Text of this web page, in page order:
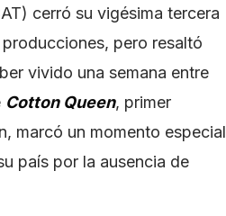
cerró su vigésima tercera
pero resaltó
vivido una semana entre
Cotton Queen, primer
marcó un momento especial
país por la ausencia de